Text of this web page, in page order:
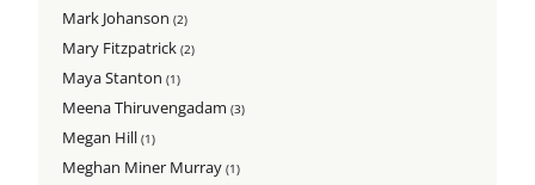
Mark Johanson(2)
Mary Fitzpatrick(2)
Maya Stanton(1)
Meena Thiruvengadam(3)
Megan Hill(1)
Meghan Miner Murray(1)